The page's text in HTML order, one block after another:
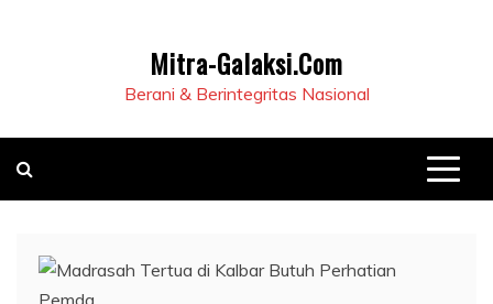
Mitra-Galaksi.Com
Berani & Berintegritas Nasional